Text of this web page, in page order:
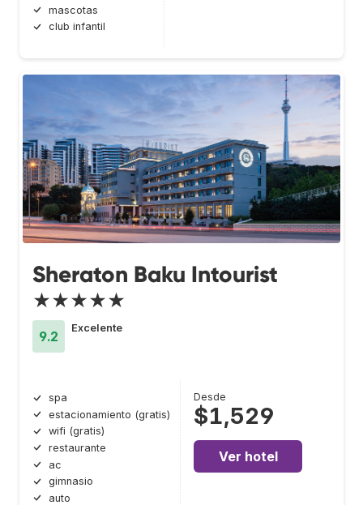
mascotas
club infantil
Sheraton Baku Intourist
★★★★★
9.2
Excelente
spa
estacionamiento (gratis)
wifi (gratis)
restaurante
ac
gimnasio
auto
Desde
$1,529
Ver hotel